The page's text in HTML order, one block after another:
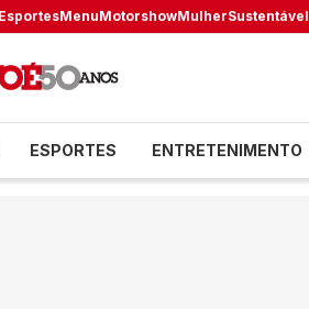
EsportesMenuMotorshowMulherSustentável
ESPORTES ENTRETENIMENTO